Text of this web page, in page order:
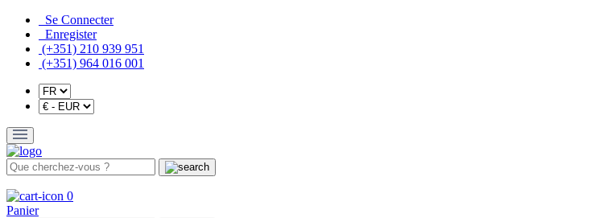
Se Connecter
Enregister
(+351) 210 939 951
(+351) 964 016 001
0
Panier